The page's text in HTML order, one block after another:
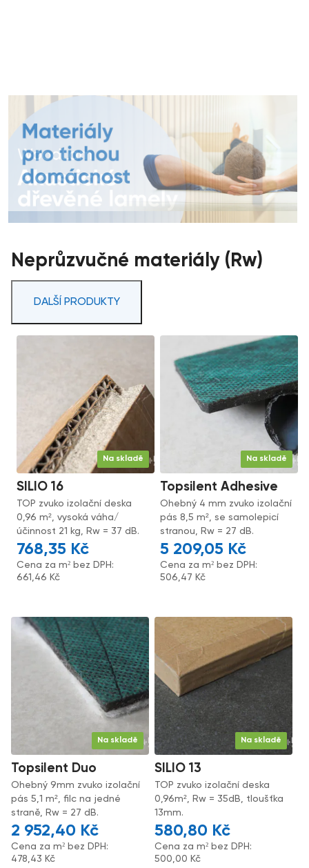
Neprůzvučné materiály (Rw)
DALŠÍ PRODUKTY
Na skladě
SILIO 16
TOP zvuko izolační deska
0,96 m², vysoká váha/
účinnost 21 kg, Rw = 37 dB.
768,35 Kč
Cena za m² bez DPH:
661,46 Kč
Na skladě
Topsilent Adhesive
Ohebný 4 mm zvuko izolační
pás 8,5 m², se samolepicí
stranou, Rw = 27 dB.
5 209,05 Kč
Cena za m² bez DPH:
506,47 Kč
Na skladě
Topsilent Duo
Ohebný 9mm zvuko izolační
pás 5,1 m², filc na jedné
straně, Rw = 27 dB.
2 952,40 Kč
Cena za m² bez DPH:
478,43 Kč
Na skladě
SILIO 13
TOP zvuko izolační deska
0,96m², Rw = 35dB, tloušťka
13mm.
580,80 Kč
Cena za m² bez DPH:
500,00 Kč